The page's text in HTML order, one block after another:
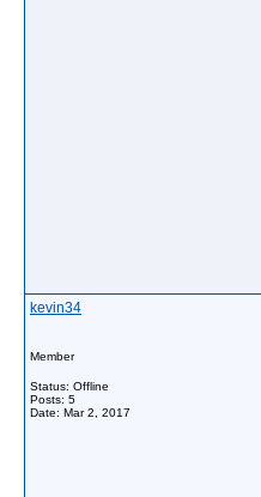
kevin34
Member
Status: Offline
Posts: 5
Date: Mar 2, 2017